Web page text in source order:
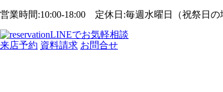
営業時間:10:00-18:00 定休日:毎週水曜日（祝祭日の
LINEでお気軽相談
来店予約 資料請求 お問合せ